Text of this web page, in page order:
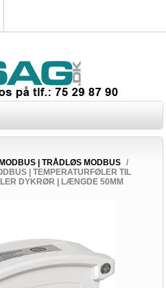
| TRÅDLØS MODBUS /
| TEMPERATURFØLER TIL
DYKRØR | LÆNGDE 50MM